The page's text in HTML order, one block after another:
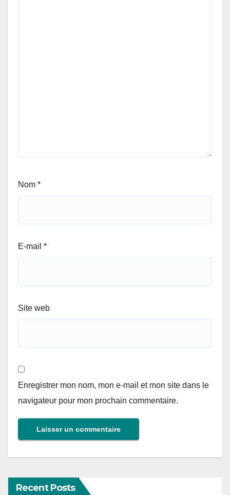
Nom *
E-mail *
Site web
Enregistrer mon nom, mon e-mail et mon site dans le
navigateur pour mon prochain commentaire.
Recent Posts